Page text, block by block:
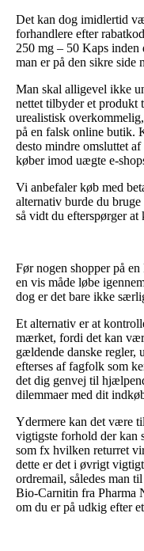
Det kan dog imidlertid
forhandlere efter
250 mg – 50 Kaps
man er på den sikre side
Man skal alligevel ikke
nettet tilbyder et produkt
urealistisk
på en falsk online butik.
desto mindre omsluttet
køber imod uægte e-
Vi anbefaler køb med
alternativ burde du
så vidt du efterspørger
Før nogen shopper på
en vis måde løbe
dog er det bare ikke
Et alternativ er at
mærket, fordi det kan
gældende danske regler,
efterses af fagfolk som
det dig genvej til
dilemmaer med dit
Ydermere kan det være
vigtigste forhold der kan
som fx hvilken returret
dette er det i øvrigt
ordremail, således man
Bio-Carnitin fra Pharma
om du er på udkig efter